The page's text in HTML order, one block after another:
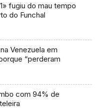
fugiu do mau tempo
do Funchal
Venezuela em
“perderam
com 94% de